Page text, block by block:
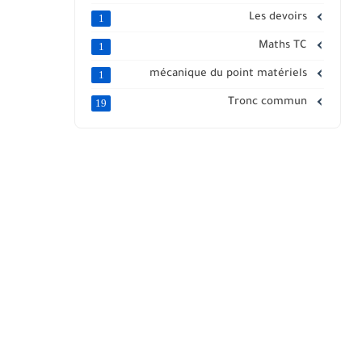
Les devoirs
1
1
mécanique du point matériels
1
19